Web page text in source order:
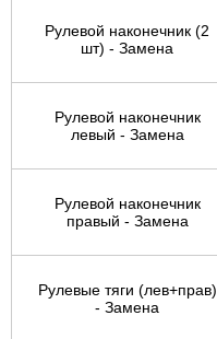
Рулевой наконечник (2
шт) - Замена
Рулевой наконечник
левый - Замена
Рулевой наконечник
правый - Замена
Рулевые тяги (лев+прав)
- Замена